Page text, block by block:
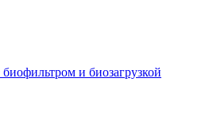
и биозагрузкой